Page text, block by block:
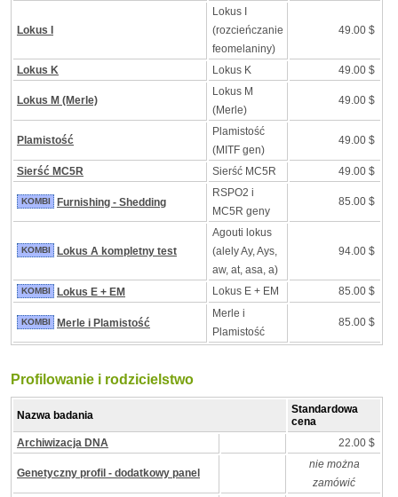
Lokus I
Lokus I
(rozcieńczanie
feomelaniny)
49.00 $
Lokus K Lokus K 49.00 $
Lokus M (Merle)
Lokus M
(Merle)
49.00 $
Plamistość
Plamistość
(MITF gen)
49.00 $
Sierść MC5R Sierść MC5R 49.00 $
KOMBI Furnishing - Shedding
RSPO2 i
MC5R geny
85.00 $
KOMBI Lokus A kompletny test
Agouti lokus
(alely Ay, Ays,
aw, at, asa, a)
94.00 $
KOMBI Lokus E + EM Lokus E + EM 85.00 $
KOMBI Merle i Plamistość
Merle i
Plamistość
85.00 $
Profilowanie i rodzicielstwo
Nazwa badania
Standardowa
cena
Archiwizacja DNA
22.00 $
Genetyczny profil - dodatkowy panel
nie można
zamówić